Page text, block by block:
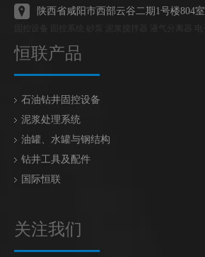
陕西省咸阳市西部云谷二期1号楼804室
恒联产品
石油钻井固控设备
泥浆处理系统
油罐、水罐与钢结构
钻井工具及配件
国际恒联
关注我们